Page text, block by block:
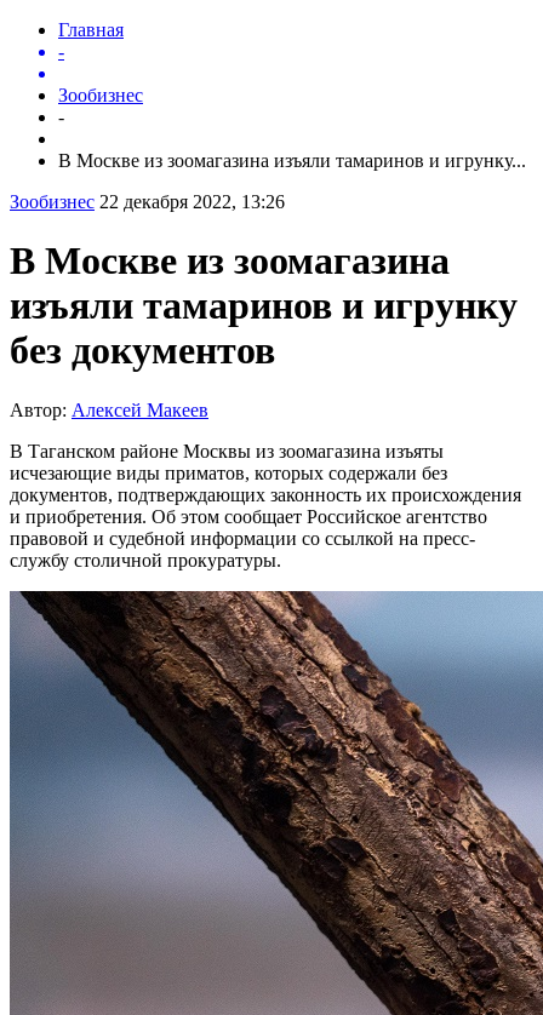
Главная
-
Зообизнес
-
В Москве из зоомагазина изъяли тамаринов и игрунку...
Зообизнес 22 декабря 2022, 13:26
В Москве из зоомагазина
изъяли тамаринов и игрунку
без документов
Автор: Алексей Макеев
В Таганском районе Москвы из зоомагазина изъяты
исчезающие виды приматов, которых содержали без
документов, подтверждающих законность их происхождения
и приобретения. Об этом сообщает Российское агентство
правовой и судебной информации со ссылкой на пресс-
службу столичной прокуратуры.